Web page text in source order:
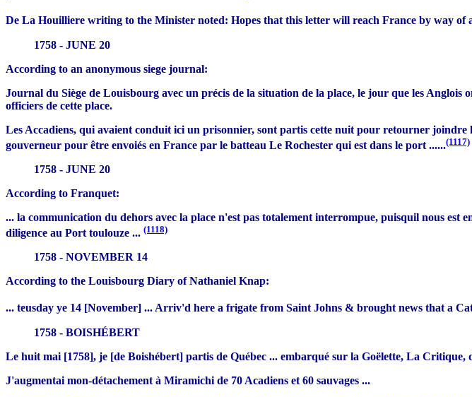
De La Houilliere writing to the Minister noted: Hopes that this letter will reach France by way
1758 - JUNE 20
According to an anonymous siege journal:
Journal du Siège de Louisbourg avec un précis de la situation de la place, le jour que les Anglois
officiers de cette place.
Les Accadiens, qui avaient conduit ici un prisonnier, sont partis cette nuit pour retourner
gouverneur pour être envoiés en France par le batteau Le Rochester qui est dans le port ......(1117)
1758 - JUNE 20
According to Franquet:
... la communication du dehors avec la place n'est pas totalement interrompue, puisquil nous
diligence au Port toulouze ... (1118)
1758 - NOVEMBER 14
According to the Louisbourg Diary of Nathaniel Knap:
... teusday ye 14 [November] ... Arriv'd here a frigate from Saint Johns & brought news that a
1758 - BOISHÉBERT
Le huit mai [1758], je [de Boishébert] partis de Québec ... embarqué sur la Goëlette, La
J'augmentai mon-détachement à Miramichi de 70 Acadiens et 60 sauvages ...